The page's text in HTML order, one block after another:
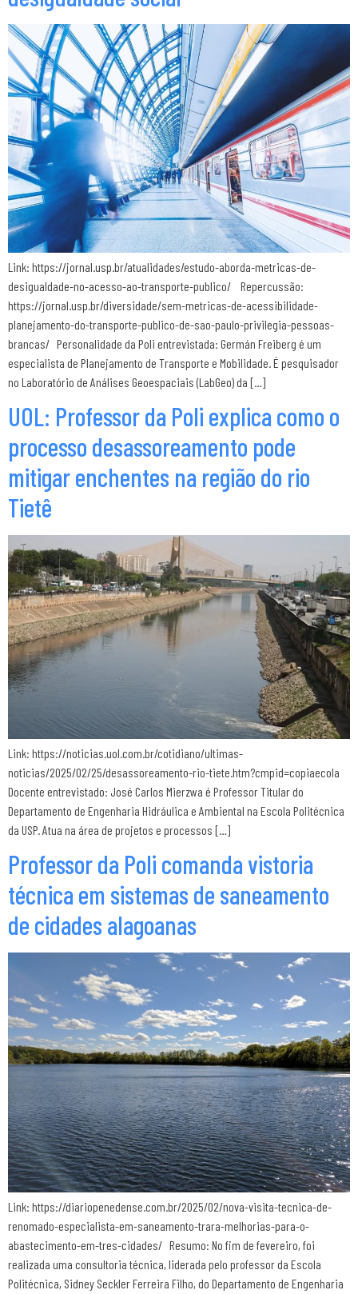
Link: https://jornal.usp.br/atualidades/estudo-aborda-metricas-de-
desigualdade-no-acesso-ao-transporte-publico/ Repercussão:
https://jornal.usp.br/diversidade/sem-metricas-de-acessibilidade-
planejamento-do-transporte-publico-de-sao-paulo-privilegia-pessoas-
brancas/ Personalidade da Poli entrevistada: Germán Freiberg é um
especialista de Planejamento de Transporte e Mobilidade. É pesquisador
no Laboratório de Análises Geoespaciais (LabGeo) da […]
UOL: Professor da Poli explica como o
processo desassoreamento pode
mitigar enchentes na região do rio
Tietê
Link: https://noticias.uol.com.br/cotidiano/ultimas-
noticias/2025/02/25/desassoreamento-rio-tiete.htm?cmpid=copiaecola
Docente entrevistado: José Carlos Mierzwa é Professor Titular do
Departamento de Engenharia Hidráulica e Ambiental na Escola Politécnica
da USP. Atua na área de projetos e processos […]
Professor da Poli comanda vistoria
técnica em sistemas de saneamento
de cidades alagoanas
Link: https://diariopenedense.com.br/2025/02/nova-visita-tecnica-de-
renomado-especialista-em-saneamento-trara-melhorias-para-o-
abastecimento-em-tres-cidades/ Resumo: No fim de fevereiro, foi
realizada uma consultoria técnica, liderada pelo professor da Escola
Politécnica, Sidney Seckler Ferreira Filho, do Departamento de Engenharia